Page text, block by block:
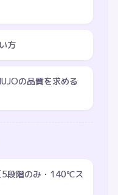
方
の品質を求める
5段階のみ・140℃ス